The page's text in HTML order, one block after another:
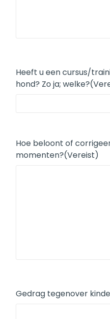
Heeft u een cursus/
hond? Zo ja; welke?
Hoe beloont of
momenten?(Vereist)
Gedrag tegenover